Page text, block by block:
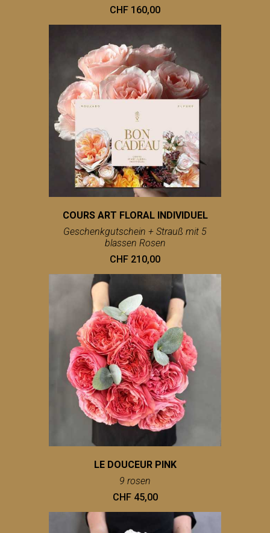
CHF 160,00
COURS ART FLORAL INDIVIDUEL
Geschenkgutschein + Strauß mit 5
blassen Rosen
CHF 210,00
LE DOUCEUR PINK
9 rosen
CHF 45,00